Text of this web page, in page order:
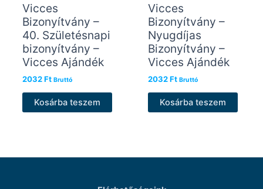
Vicces
Bizonyítvány –
40. Születésnapi
bizonyítvány –
Vicces Ajándék
2032Ft Bruttó
Kosárba teszem
Vicces
Bizonyítvány –
Nyugdíjas
Bizonyítvány –
Vicces Ajándék
2032Ft Bruttó
Kosárba teszem